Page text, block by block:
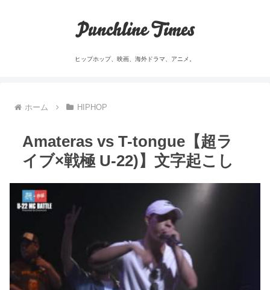
Punchline Times
ヒップホップ、映画、海外ドラマ、アニメ。
ホーム HIPHOP
Amateras vs T-tongue【超ラ
イブ×戦極 U-22)】文字起こし